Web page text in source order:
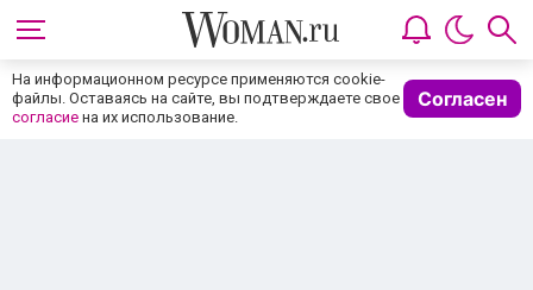
На информационном ресурсе применяются cookie-
файлы. Оставаясь на сайте, вы подтверждаете свое
согласие на их использование.
Согласен